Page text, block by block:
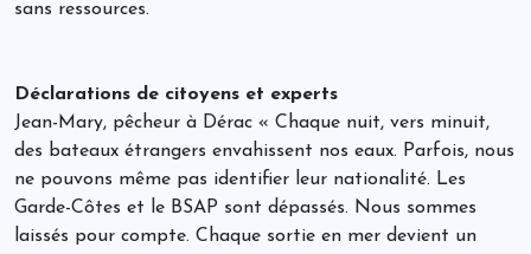
sans ressources.
Déclarations de citoyens et experts
Jean-Mary, pêcheur à Dérac « Chaque nuit, vers minuit,
des bateaux étrangers envahissent nos eaux. Parfois, nous
ne pouvons même pas identifier leur nationalité. Les
Garde-Côtes et le BSAP sont dépassés. Nous sommes
laissés pour compte. Chaque sortie en mer devient un